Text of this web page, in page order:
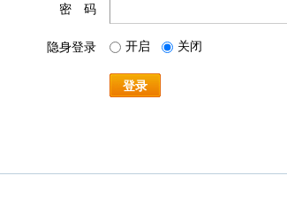
密 码
隐身登录 开启 关闭
登录